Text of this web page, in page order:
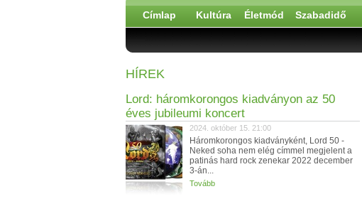
Címlap Kultúra Életmód Szabadidő
HÍREK
Lord: háromkorongos kiadványon az 50
éves jubileumi koncert
2024. október 15. 21:00
Háromkorongos kiadványként, Lord 50 -
Neked soha nem elég címmel megjelent a
patinás hard rock zenekar 2022 december
3-án...
Tovább